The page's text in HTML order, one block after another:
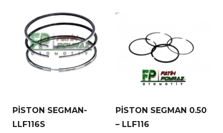
PİSTON SEGMAN-
LLF116S
PİSTON SEGMAN 0.50
– LLF116